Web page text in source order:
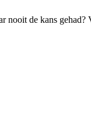
de kans gehad?